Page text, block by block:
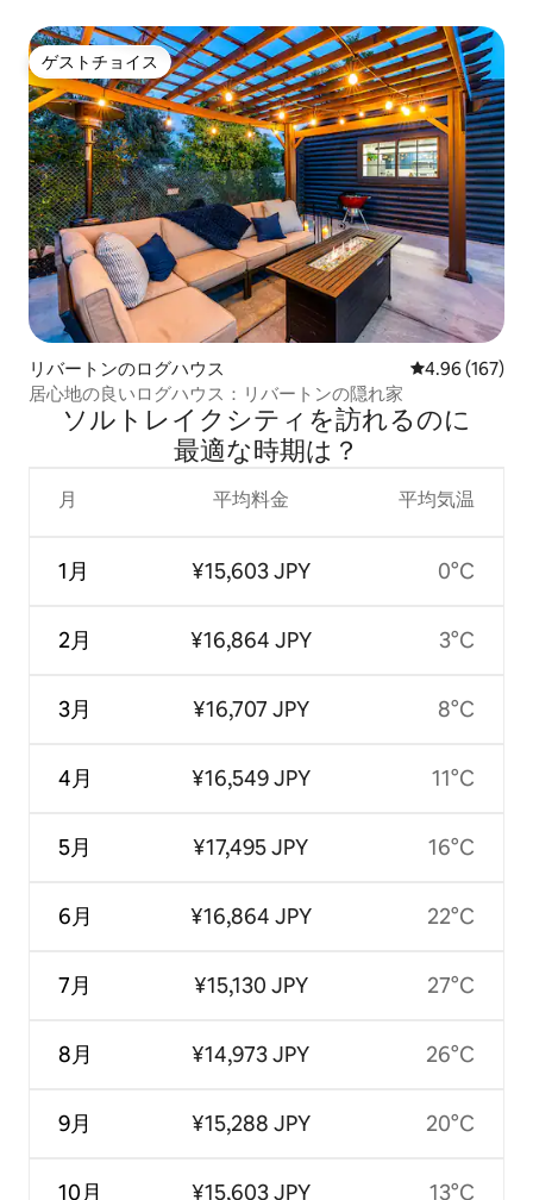
ゲストチョイス
ゲストチョイス
リバートンのログハウス レビュー167
4.96 (167)
居心地の良いログハウス：リバートンの隠れ家
ソルトレイクシティを訪⁠れ⁠るの⁠に
最⁠適⁠な時⁠期⁠は⁠？
月
1月
2月
3月
4月
5月
6月
7月
8月
9月
10月
平均料金
¥15,603 JPY
¥16,864 JPY
¥16,707 JPY
¥16,549 JPY
¥17,495 JPY
¥16,864 JPY
¥15,130 JPY
¥14,973 JPY
¥15,288 JPY
¥15,603 JPY
平均気温
0°C
3°C
8°C
11°C
16°C
22°C
27°C
26°C
20°C
13°C